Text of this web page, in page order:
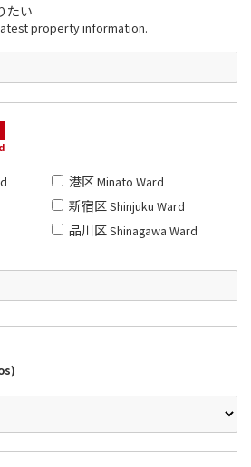
たい
property information.
港区Minato Ward
新宿区Shinjuku Ward
品川区Shinagawa Ward